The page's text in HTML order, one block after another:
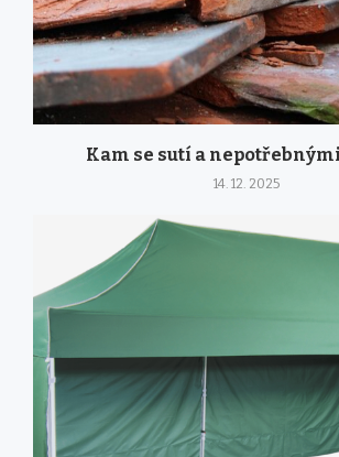
Kam se sutí a
14. 12. 2025